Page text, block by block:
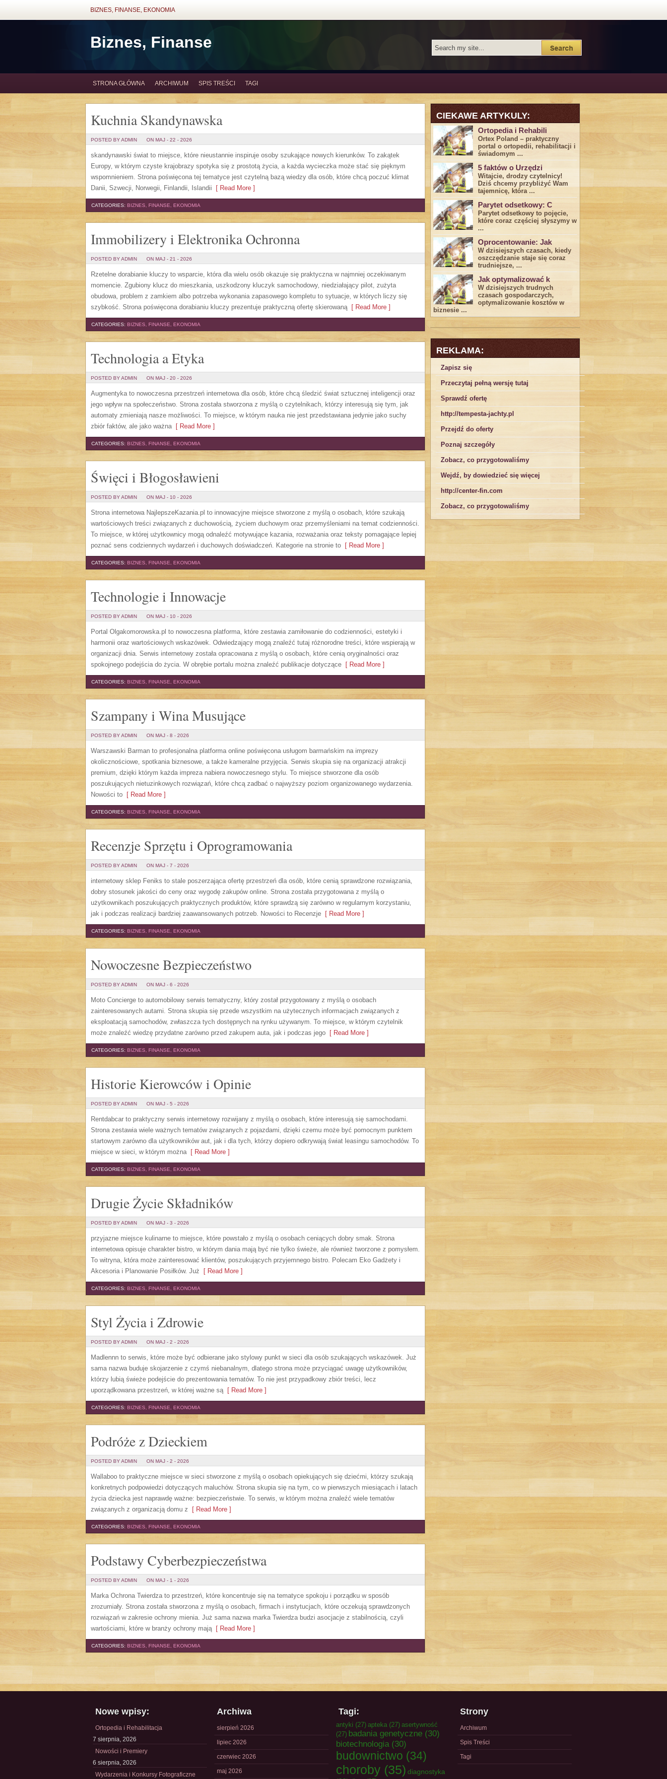
BIZNES, FINANSE, EKONOMIA
Biznes, Finanse
STRONA GŁÓWNA ARCHIWUM SPIS TREŚCI TAGI
Kuchnia Skandynawska
POSTED BY ADMIN ON MAJ - 22 - 2026
skandynawski świat to miejsce, które nieustannie inspiruje osoby szukające nowych kierunków. To zakątek
Europy, w którym czyste krajobrazy spotyka się z prostotą życia, a każda wycieczka może stać się pięknym
wspomnieniem. Strona poświęcona tej tematyce jest czytelną bazą wiedzy dla osób, które chcą poczuć klimat
Danii, Szwecji, Norwegii, Finlandii, Islandii [ Read More ]
CATEGORIES: BIZNES, FINANSE, EKONOMIA
Immobilizery i Elektronika Ochronna
POSTED BY ADMIN ON MAJ - 21 - 2026
Rzetelne dorabianie kluczy to wsparcie, która dla wielu osób okazuje się praktyczna w najmniej oczekiwanym
momencie. Zgubiony klucz do mieszkania, uszkodzony kluczyk samochodowy, niedziałający pilot, zużyta
obudowa, problem z zamkiem albo potrzeba wykonania zapasowego kompletu to sytuacje, w których liczy się
szybkość. Strona poświęcona dorabianiu kluczy prezentuje praktyczną ofertę skierowaną[ Read More ]
CATEGORIES: BIZNES, FINANSE, EKONOMIA
Technologia a Etyka
POSTED BY ADMIN ON MAJ - 20 - 2026
Augmentyka to nowoczesna przestrzeń internetowa dla osób, które chcą śledzić świat sztucznej inteligencji oraz
jego wpływ na społeczeństwo. Strona została stworzona z myślą o czytelnikach, którzy interesują się tym, jak
automaty zmieniają nasze możliwości. To miejsce, w którym nauka nie jest przedstawiana jedynie jako suchy
zbiór faktów, ale jako ważna[ Read More ]
CATEGORIES: BIZNES, FINANSE, EKONOMIA
Święci i Błogosławieni
POSTED BY ADMIN ON MAJ - 10 - 2026
Strona internetowa NajlepszeKazania.pl to innowacyjne miejsce stworzone z myślą o osobach, które szukają
wartościowych treści związanych z duchowością, życiem duchowym oraz przemyśleniami na temat codzienności.
To miejsce, w której użytkownicy mogą odnaleźć motywujące kazania, rozważania oraz teksty pomagające lepiej
poznać sens codziennych wydarzeń i duchowych doświadczeń. Kategorie na stronie to [ Read More ]
CATEGORIES: BIZNES, FINANSE, EKONOMIA
Technologie i Innowacje
POSTED BY ADMIN ON MAJ - 10 - 2026
Portal Olgakomorowska.pl to nowoczesna platforma, które zestawia zamiłowanie do codzienności, estetyki i
harmonii oraz wartościowych wskazówek. Odwiedzający mogą znaleźć tutaj różnorodne treści, które wspierają w
organizacji dnia. Serwis internetowy została opracowana z myślą o osobach, które cenią oryginalności oraz
spokojnego podejścia do życia. W obrębie portalu można znaleźć publikacje dotyczące [ Read More ]
CATEGORIES: BIZNES, FINANSE, EKONOMIA
Szampany i Wina Musujące
POSTED BY ADMIN ON MAJ - 8 - 2026
Warszawski Barman to profesjonalna platforma online poświęcona usługom barmańskim na imprezy
okolicznościowe, spotkania biznesowe, a także kameralne przyjęcia. Serwis skupia się na organizacji atrakcji
premium, dzięki którym każda impreza nabiera nowoczesnego stylu. To miejsce stworzone dla osób
poszukujących nietuzinkowych rozwiązań, które chcą zadbać o najwyższy poziom organizowanego wydarzenia.
Nowości to [ Read More ]
CATEGORIES: BIZNES, FINANSE, EKONOMIA
Recenzje Sprzętu i Oprogramowania
POSTED BY ADMIN ON MAJ - 7 - 2026
internetowy sklep Feniks to stale poszerzająca ofertę przestrzeń dla osób, które cenią sprawdzone rozwiązania,
dobry stosunek jakości do ceny oraz wygodę zakupów online. Strona została przygotowana z myślą o
użytkownikach poszukujących praktycznych produktów, które sprawdzą się zarówno w regularnym korzystaniu,
jak i podczas realizacji bardziej zaawansowanych potrzeb. Nowości to Recenzje [ Read More ]
CATEGORIES: BIZNES, FINANSE, EKONOMIA
Nowoczesne Bezpieczeństwo
POSTED BY ADMIN ON MAJ - 6 - 2026
Moto Concierge to automobilowy serwis tematyczny, który został przygotowany z myślą o osobach
zainteresowanych autami. Strona skupia się przede wszystkim na użytecznych informacjach związanych z
eksploatacją samochodów, zwłaszcza tych dostępnych na rynku używanym. To miejsce, w którym czytelnik
może znaleźć wiedzę przydatne zarówno przed zakupem auta, jak i podczas jego [ Read More ]
CATEGORIES: BIZNES, FINANSE, EKONOMIA
Historie Kierowców i Opinie
POSTED BY ADMIN ON MAJ - 5 - 2026
Rentdabcar to praktyczny serwis internetowy rozwijany z myślą o osobach, które interesują się samochodami.
Strona zestawia wiele ważnych tematów związanych z pojazdami, dzięki czemu może być pomocnym punktem
startowym zarówno dla użytkowników aut, jak i dla tych, którzy dopiero odkrywają świat leasingu samochodów. To
miejsce w sieci, w którym można[ Read More ]
CATEGORIES: BIZNES, FINANSE, EKONOMIA
Drugie Życie Składników
POSTED BY ADMIN ON MAJ - 3 - 2026
przyjazne miejsce kulinarne to miejsce, które powstało z myślą o osobach ceniących dobry smak. Strona
internetowa opisuje charakter bistro, w którym dania mają być nie tylko świeże, ale również tworzone z pomysłem.
To witryna, która może zainteresować klientów, poszukujących przyjemnego bistro. Polecam Eko Gadżety i
Akcesoria i Planowanie Posiłków. Już [ Read More ]
CATEGORIES: BIZNES, FINANSE, EKONOMIA
Styl Życia i Zdrowie
POSTED BY ADMIN ON MAJ - 2 - 2026
Madlennn to serwis, które może być odbierane jako stylowy punkt w sieci dla osób szukających wskazówek. Już
sama nazwa buduje skojarzenie z czymś niebanalnym, dlatego strona może przyciągać uwagę użytkowników,
którzy lubią świeże podejście do prezentowania tematów. To nie jest przypadkowy zbiór treści, lecz
uporządkowana przestrzeń, w której ważne są[ Read More ]
CATEGORIES: BIZNES, FINANSE, EKONOMIA
Podróże z Dzieckiem
POSTED BY ADMIN ON MAJ - 2 - 2026
Wallaboo to praktyczne miejsce w sieci stworzone z myślą o osobach opiekujących się dziećmi, którzy szukają
konkretnych podpowiedzi dotyczących maluchów. Strona skupia się na tym, co w pierwszych miesiącach i latach
życia dziecka jest naprawdę ważne: bezpieczeństwie. To serwis, w którym można znaleźć wiele tematów
związanych z organizacją domu z [ Read More ]
CATEGORIES: BIZNES, FINANSE, EKONOMIA
Podstawy Cyberbezpieczeństwa
POSTED BY ADMIN ON MAJ - 1 - 2026
Marka Ochrona Twierdza to przestrzeń, które koncentruje się na tematyce spokoju i porządku w sposób
zrozumiały. Strona została stworzona z myślą o osobach, firmach i instytucjach, które oczekują sprawdzonych
rozwiązań w zakresie ochrony mienia. Już sama nazwa marka Twierdza budzi asocjacje z stabilnością, czyli
wartościami, które w branży ochrony mają[ Read More ]
CATEGORIES: BIZNES, FINANSE, EKONOMIA
CIEKAWE ARTYKULY:
Ortopedia i Rehabili
Ortex Poland – praktyczny
portal o ortopedii, rehabilitacji i
świadomym ...
5 faktów o Urzędzi
Witajcie, drodzy czytelnicy!
Dziś chcemy przybliżyć ⁣Wam ​
tajemnicę,⁤ która ...
Parytet odsetkowy: C
Parytet odsetkowy to pojęcie,
które coraz częściej słyszymy w
...
Oprocentowanie: Jak
W dzisiejszych czasach, kiedy
‍oszczędzanie​ staje się coraz
trudniejsze,⁣ ...
Jak optymalizować k
W dzisiejszych trudnych⁤
czasach gospodarczych,
optymalizowanie ‌kosztów w
biznesie ...
REKLAMA:
Zapisz się
Przeczytaj pełną wersję tutaj
Sprawdź ofertę
http://tempesta-jachty.pl
Przejdź do oferty
Poznaj szczegóły
Zobacz, co przygotowaliśmy
Wejdź, by dowiedzieć się więcej
http://center-fin.com
Zobacz, co przygotowaliśmy
Nowe wpisy:
Ortopedia i Rehabilitacja
7 sierpnia, 2026
Nowości i Premiery
6 sierpnia, 2026
Wydarzenia i Konkursy Fotograficzne
Archiwa
sierpień 2026
lipiec 2026
czerwiec 2026
maj 2026
Tagi:
antyki (27) apteka (27) asertywność
(27) badania genetyczne (30)
biotechnologia(30)
budownictwo (34)
choroby (35) diagnostyka
Strony
Archiwum
Spis Treści
Tagi